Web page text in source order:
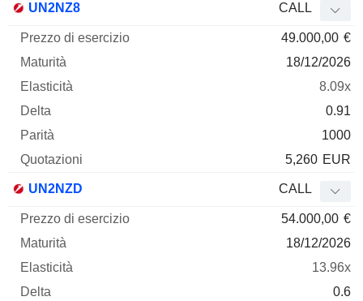
UN2NZ8 CALL
49.000,00 €
18/12/2026
8.09x
0.91
1000
5,260 EUR
UN2NZD CALL
54.000,00 €
18/12/2026
13.96x
0.6